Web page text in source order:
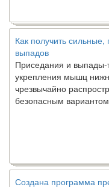
Как получить
выпадов
Приседания и выпады-
укрепления мышц
чрезвычайно
безопасным
Создана программа